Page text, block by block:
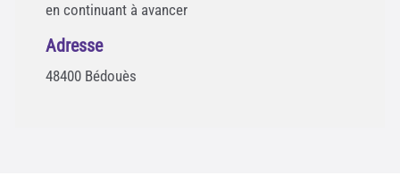
en continuant à avancer
Adresse
48400 Bédouès